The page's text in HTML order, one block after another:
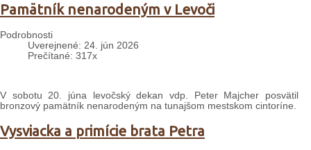
Pamätník nenarodeným v Levoči
Podrobnosti
Uverejnené: 24. jún 2026
Prečítané: 317x
V sobotu 20. júna levočský dekan vdp. Peter Majcher posvätil
bronzový pamätník nenarodeným na tunajšom mestskom cintoríne.
Vysviacka a primície brata Petra